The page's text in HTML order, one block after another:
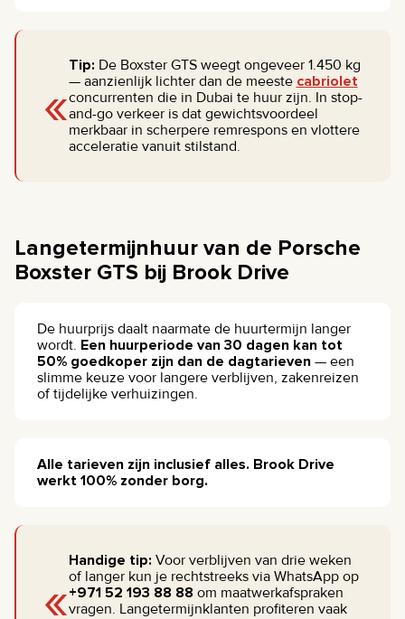
«
Tip: De Boxster GTS weegt ongeveer 1.450 kg
— aanzienlijk lichter dan de meeste cabriolet
concurrenten die in Dubai te huur zijn. In stop-
and-go verkeer is dat gewichtsvoordeel
merkbaar in scherpere remrespons en vlottere
acceleratie vanuit stilstand.
Langetermijnhuur van de Porsche
Boxster GTS bij Brook Drive
De huurprijs daalt naarmate de huurtermijn langer
wordt. Een huurperiode van 30 dagen kan tot
50% goedkoper zijn dan de dagtarieven — een
slimme keuze voor langere verblijven, zakenreizen
of tijdelijke verhuizingen.
Alle tarieven zijn inclusief alles. Brook Drive
werkt 100% zonder borg.
«
Handige tip: Voor verblijven van drie weken
of langer kun je rechtstreeks via WhatsApp op
+971 52 193 88 88 om maatwerkafspraken
vragen. Langetermijnklanten profiteren vaak